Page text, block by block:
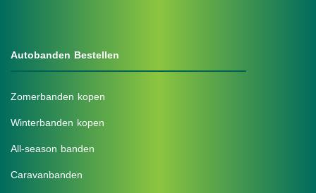
Autobanden Bestellen
Zomerbanden kopen
Winterbanden kopen
All-season banden
Caravanbanden